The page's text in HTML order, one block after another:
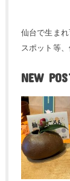
仙台で生ま
スポット等
NEW